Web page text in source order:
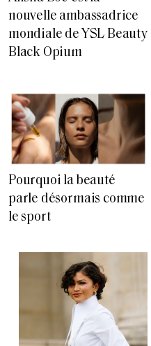
nouvelle ambassadrice
mondiale de YSL Beauty
Black Opium
Pourquoi la beauté
parle désormais comme
le sport